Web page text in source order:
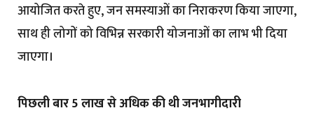
आयोजित करते हुए, जन समस्याओं का निराकरण किया जाएगा,
साथ ही लोगों को विभिन्न सरकारी योजनाओं का लाभ भी दिया
जाएगा।
पिछली बार 5 लाख से अधिक की थी जनभागीदारी